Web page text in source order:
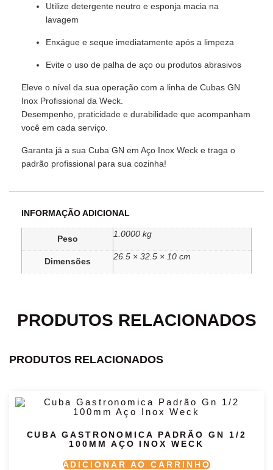
Utilize detergente neutro e esponja macia na
lavagem
Enxágue e seque imediatamente após a limpeza
Evite o uso de palha de aço ou produtos abrasivos
Eleve o nível da sua operação com a linha de Cubas GN
Inox Profissional da Weck.
Desempenho, praticidade e durabilidade que acompanham
você em cada serviço.
Garanta já a sua Cuba GN em Aço Inox Weck e traga o
padrão profissional para sua cozinha!
INFORMAÇÃO ADICIONAL
Peso
1.0000 kg
Dimensões
26.5 × 32.5 × 10 cm
PRODUTOS RELACIONADOS
PRODUTOS RELACIONADOS
CUBA GASTRONOMICA PADRÃO GN 1/2
100MM AÇO INOX WECK
ADICIONAR AO CARRINHO